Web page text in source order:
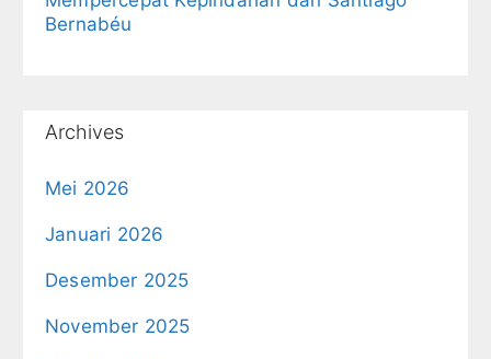
Bernabéu
Archives
Mei 2026
Januari 2026
Desember 2025
November 2025